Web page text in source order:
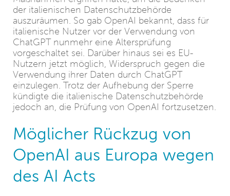
der italienischen Datenschutzbehörde
auszuräumen. So gab OpenAI bekannt, dass für
italienische Nutzer vor der Verwendung von
ChatGPT nunmehr eine Altersprüfung
vorgeschaltet sei. Darüber hinaus sei es EU-
Nutzern jetzt möglich, Widerspruch gegen die
Verwendung ihrer Daten durch ChatGPT
einzulegen. Trotz der Aufhebung der Sperre
kündigte die italienische Datenschutzbehörde
jedoch an, die Prüfung von OpenAI fortzusetzen.
Möglicher Rückzug von
OpenAI aus Europa wegen
des AI Acts